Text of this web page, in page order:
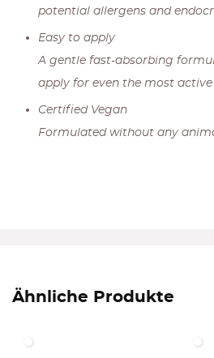
potential allergens and
Easy to apply
A gentle fast-absorbing
apply for even the most active
Certified Vegan
Formulated without any
Ähnliche Produkte